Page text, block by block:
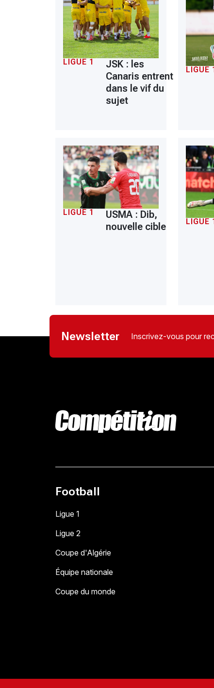
LIGUE 1
JSK : les
Canaris entrent
dans le vif du
sujet
LIGUE
LIGUE 1
USMA : Dib,
nouvelle cible
LIGUE
Newsletter Inscrivez-vous pour
Football
Ligue 1
Ligue 2
Coupe d'Algérie
Équipe nationale
Coupe du monde